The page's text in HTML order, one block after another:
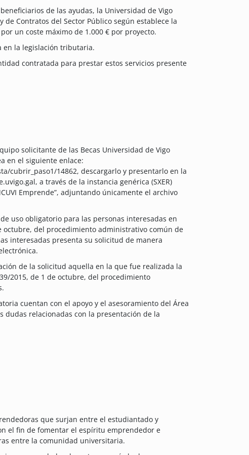
de las ayudas, la Universidad de Vigo
Contratos del Sector Público según establece la
un coste máximo de 1.000 € por proyecto.
en la legislación tributaria.
contratada para prestar estos servicios presente
solicitante de las Becas Universidad de Vigo
en el siguiente enlace:
cubrir_paso1/14862, descargarlo y presentarlo en la
a través de la instancia genérica (SXER)
Emprende”, adjuntando únicamente el archivo
uso obligatorio para las personas interesadas en
octubre, del procedimiento administrativo común de
interesadas presenta su solicitud de manera
de la solicitud aquella en la que fue realizada la
2015, de 1 de octubre, del procedimiento
cuentan con el apoyo y el asesoramiento del Área
dudas relacionadas con la presentación de la
que surjan entre el estudiantado y
el fin de fomentar el espíritu emprendedor e
entre la comunidad universitaria.